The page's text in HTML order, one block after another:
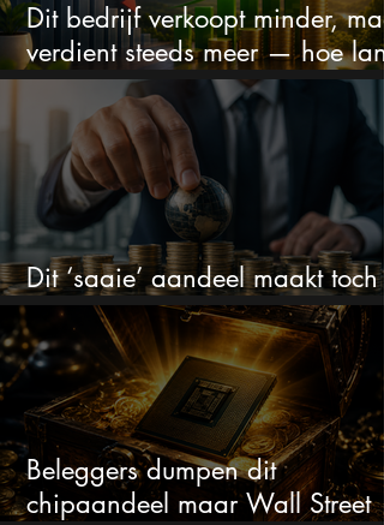
Dit bedrijf verkoopt minder,
verdient steeds meer — hoe
kan dit sprookje doorgaan?
Dit ‘saaie’ aandeel maakt toch
bizar veel winst
Beleggers dumpen dit
chipaandeel maar Wall Street